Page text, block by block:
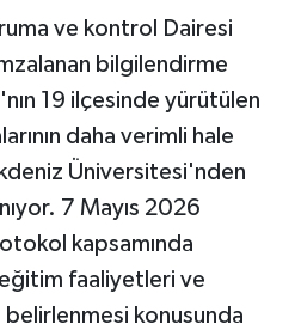
ve kontrol Dairesi
bilgilendirme
19 ilçesinde yürütülen
daha verimli hale
Üniversitesi'nden
7 Mayıs 2026
kapsamında
eğitim faaliyetleri ve
konusunda